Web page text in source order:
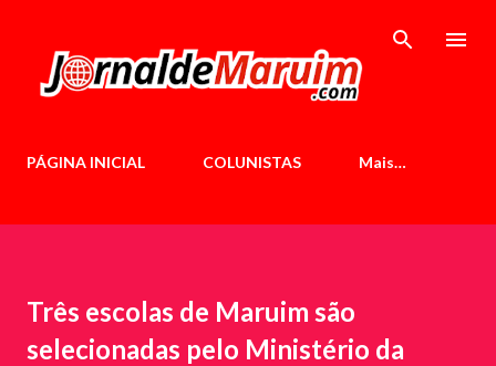
PÁGINA INICIAL COLUNISTAS Mais…
Três escolas de Maruim são
selecionadas pelo Ministério da